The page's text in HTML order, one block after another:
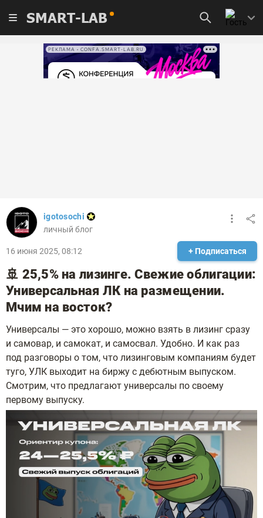
SMART-LAB
РЕКЛАМА • CONFA.SMART-LAB.RU
igotosochi
личный блог
16 июня 2025, 08:12 + Подписаться
🚢 25,5% на лизинге. Свежие облигации:
Универсальная ЛК на размещении.
Мчим на восток?
Универсалы — это хорошо, можно взять в лизинг сразу
и самовар, и самокат, и самосвал. Удобно. И как раз
под разговоры о том, что лизинговым компаниям будет
туго, УЛК выходит на биржу с дебютным выпуском.
Смотрим, что предлагают универсалы по своему
первому выпуску.